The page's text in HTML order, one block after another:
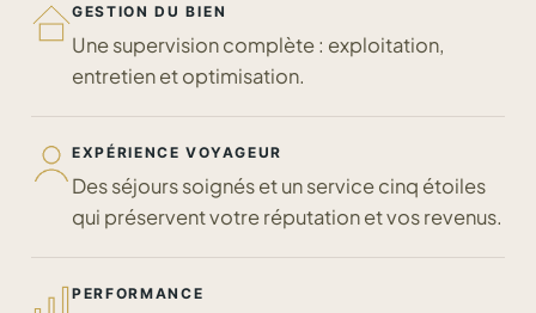
GESTION DU BIEN
Une supervision complète : exploitation,
entretien et optimisation.
EXPÉRIENCE VOYAGEUR
Des séjours soignés et un service cinq étoiles
qui préservent votre réputation et vos revenus.
PERFORMANCE